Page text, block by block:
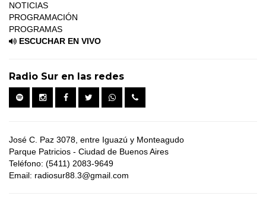
NOTICIAS
PROGRAMACIÓN
PROGRAMAS
ESCUCHAR EN VIVO
Radio Sur en las redes
José C. Paz 3078, entre Iguazú y Monteagudo
Parque Patricios - Ciudad de Buenos Aires
Teléfono: (5411) 2083-9649
Email: radiosur88.3@gmail.com